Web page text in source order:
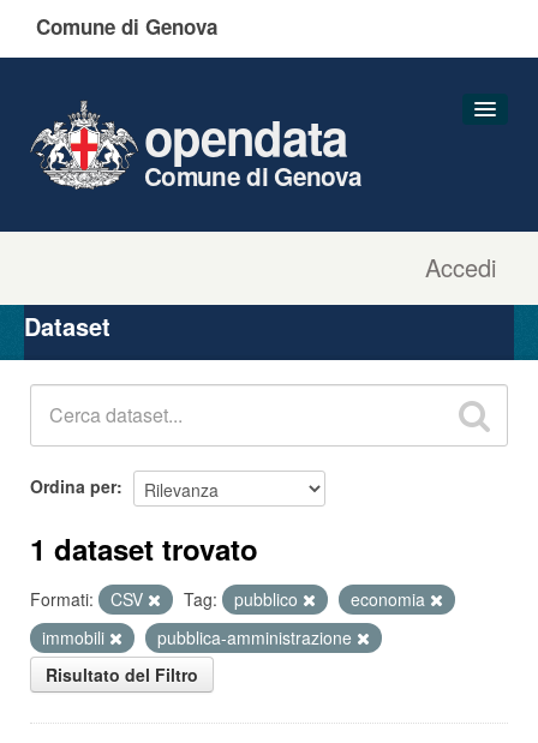
Comune di Genova
Accedi
opendata
Comune di Genova
Organizzazioni
Gruppi
Dataset
Ordina per
1 dataset trovato
Formati: CSV Tag: pubblico
economia
immobili
pubblica-amministrazione
Risultato del Filtro